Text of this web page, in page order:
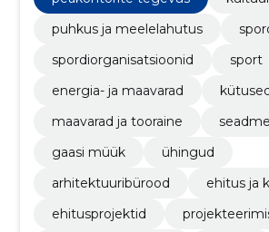
puhkus ja meelelahutus
spordiorganisatsioonid
sport
energia- ja maavarad
maavarad ja tooraine
gaasi müük
ühingud
arhitektuuribürood
ehitus ja
ehitusprojektid